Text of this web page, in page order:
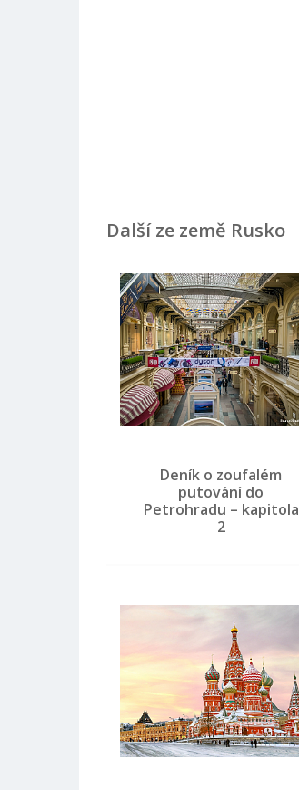
Další ze země Rusko
Deník o zoufalém
putování do
Petrohradu – kapitola
2